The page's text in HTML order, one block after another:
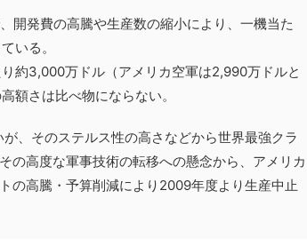
開発費の高騰や生産数の縮小により、一機当た
いる。
約3,000万ドル（アメリカ空軍は2,990万ドルと
額さは比べ物にならない。
、そのステルス性の高さなどから世界最強クラ
の高度な軍事技術の転移への懸念から、アメリカ
の高騰・予算削減により2009年度より生産中止